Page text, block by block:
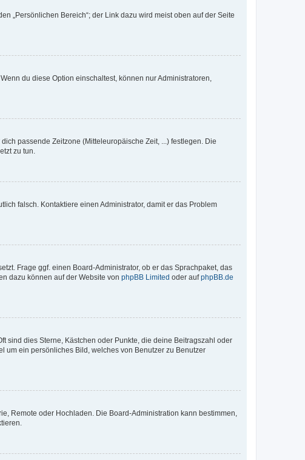
„Persönlichen Bereich“; der Link dazu wird meist oben auf der Seite
du diese Option einschaltest, können nur Administratoren,
passende Zeitzone (Mitteleuropäische Zeit, ...) festlegen. Die
zu tun.
falsch. Kontaktiere einen Administrator, damit er das Problem
Frage ggf. einen Board-Administrator, ob er das Sprachpaket, das
dazu können auf der Website von phpBB Limited oder aufphpBB.de
sind dies Sterne, Kästchen oder Punkte, die deine Beitragszahl oder
um ein persönliches Bild, welches von Benutzer zu Benutzer
Remote oder Hochladen. Die Board-Administration kann bestimmen,